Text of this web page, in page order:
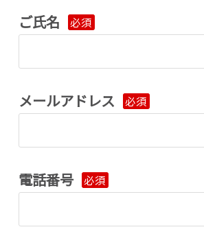
ご氏名 必須
メールアドレス 必須
電話番号 必須